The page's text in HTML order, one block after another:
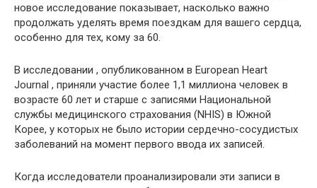
новое исследование показывает, насколько важно
продолжать уделять время поездкам для вашего сердца,
особенно для тех, кому за 60.
В исследовании , опубликованном в European Heart
Journal , приняли участие более 1,1 миллиона человек в
возрасте 60 лет и старше с записями Национальной
службы медицинского страхования (NHIS) в Южной
Корее, у которых не было истории сердечно-сосудистых
заболеваний на момент первого ввода их записей.
Когда исследователи проанализировали эти записи в